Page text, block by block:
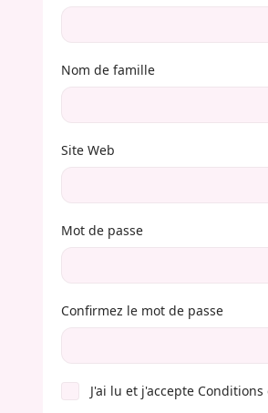
Nom de famille
Site Web
Mot de passe
Confirmez le mot de passe
J'ai lu et j'accepte